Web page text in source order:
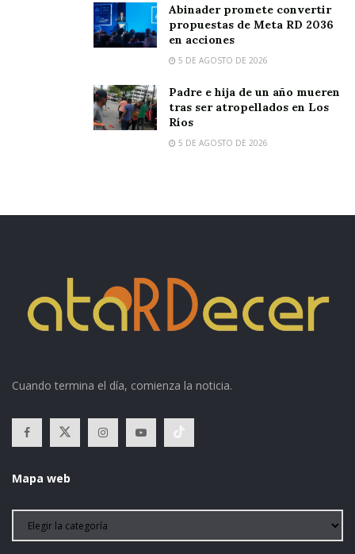
Abinader promete convertir
propuestas de Meta RD 2036
en acciones
5 DE AGOSTO DE 2026
Padre e hija de un año mueren
tras ser atropellados en Los
Ríos
5 DE AGOSTO DE 2026
Cuando termina el día, comienza la noticia.
Mapa web